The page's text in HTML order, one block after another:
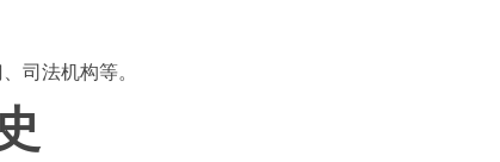
司法机构等。